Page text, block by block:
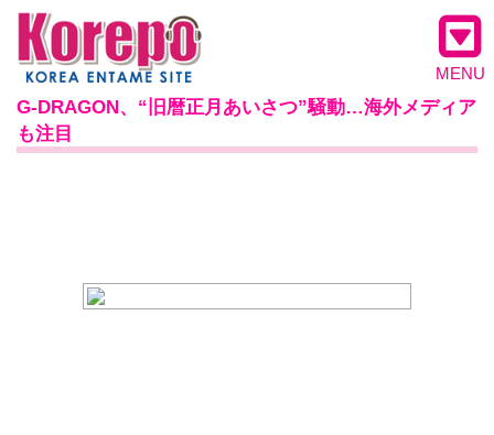
MENU
G-DRAGON、“旧暦正月あいさつ”騒動…海外メディア
も注目